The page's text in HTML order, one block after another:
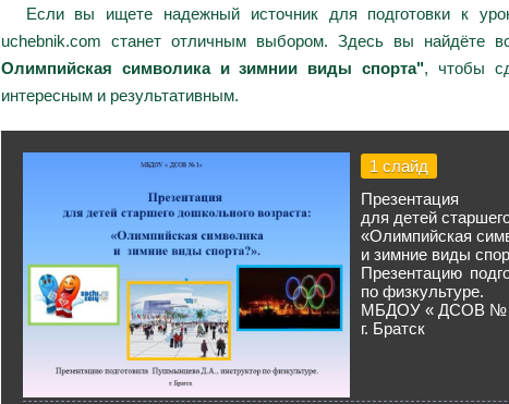
Если вы ищете надежный источник для подготовки к
uchebnik.com станет отличным выбором. Здесь вы найдёте
Олимпийская символика и зимнии виды спорта", чтобы
интересным и результативным.
1 слайд
Презентация
для детей
«Олимпийская
и зимние виды
Презентацию
по физкультуре.
МБДОУ « ДСОВ №
г. Братск